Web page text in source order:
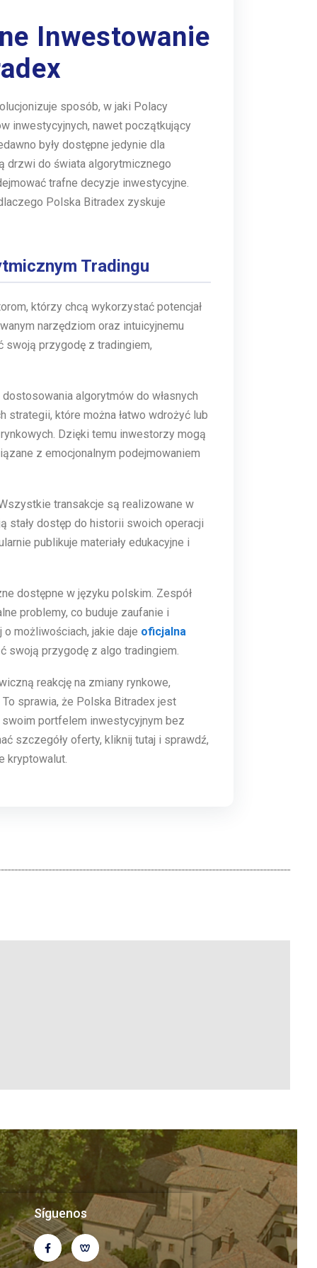
Inwestowanie
sposób, w jaki Polacy
inwestycyjnych, nawet początkujący
były dostępne jedynie dla
drzwi do świata algorytmicznego
trafne decyzje inwestycyjne.
Polska Bitradex zyskuje
Tradingu
którzy chcą wykorzystać potencjał
narzędziom oraz intuicyjnemu
przygodę z tradingiem,
algorytmów do własnych
które można łatwo wdrożyć lub
Dzięki temu inwestorzy mogą
z emocjonalnym podejmowaniem
transakcje są realizowane w
stały dostęp do historii swoich operacji
publikuje materiały edukacyjne i
dostępne w języku polskim. Zespół
problemy, co buduje zaufanie i
możliwościach, jakie daje oficjalna
swoją przygodę z algo tradingiem.
reakcję na zmiany rynkowe,
sprawia, że Polska Bitradex jest
portfelem inwestycyjnym bez
szczegóły oferty, kliknij tutaj i sprawdź,
kryptowalut.
Síguenos